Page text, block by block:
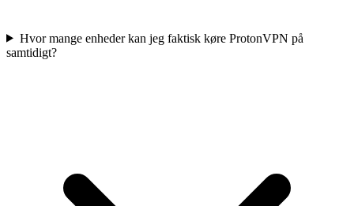
Hvor mange enheder kan jeg faktisk køre ProtonVPN på
samtidigt?